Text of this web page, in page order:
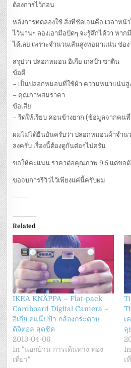
ต้องการไว้ก่อน
หลังการทดลองใช้ สิ่งที่ชัดเจนคือ เวลาห
ไว้นานๆ ลองเอามือปัดๆ จะรู้สึกได้ว่า หา
ได้เลย เพราะจำนวนเส้นสูงทอมาแน่น ช่อง
สรุปว่า ปลอกหมอน อิเกีย เกสป้า ซาติน
ข้อดี
– เป็นปลอกหมอนที่ใช้ผ้า ความหนาแน่นสู
– คุณภาพสมราคา
ข้อเสีย
– รีดให้เรียบ ค่อนข้างยาก (ข้อมูลจากคน
ผมไม่ได้ยืนยันครับว่า ปลอกหมอนผ้าจำน
ลงครับ เรื่องนี้ต้องดูกันต่อๆไปครับ
ขอให้คะแนน ราคาต่อคุณภาพ 9.5 แต่ขอตั
ขอจบการรีวิวไว้เพียงแค่นี้ครับผม
——–
Related
IKEA KNÄPPA – Flat-pack
Cardboard Digital Camera –
อิเกีย คแน๊ปป้า กล้องกระดาษ
ดิจิตอล สุดชิค
2013-04-06
In "นอกบ้าน การเดินทาง ท่อง
เที่ยว"
เ
ลุ
เ